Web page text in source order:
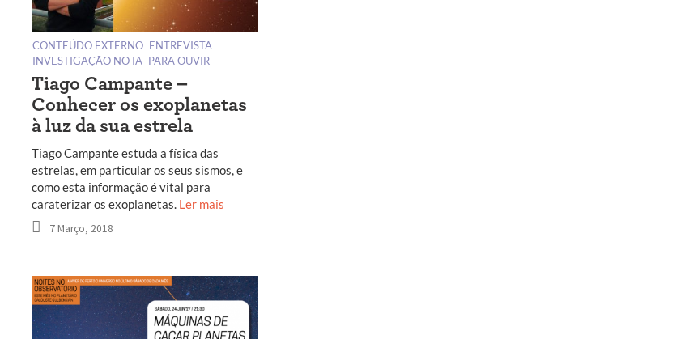
CONTEÚDO EXTERNO ENTREVISTA
INVESTIGAÇÃO NO IA PARA OUVIR
Tiago Campante –
Conhecer os exoplanetas
à luz da sua estrela
Tiago Campante estuda a física das
estrelas, em particular os seus sismos, e
como esta informação é vital para
caraterizar os exoplanetas. Ler mais
7 Março, 2018